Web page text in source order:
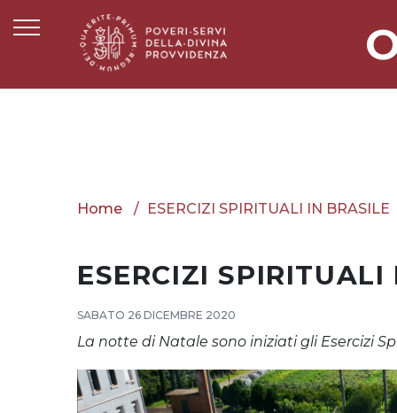
Home ESERCIZI SPIRITUALI IN BRASILE
ESERCIZI SPIRITUALI
SABATO 26 DICEMBRE 2020
La notte di Natale sono iniziati gli Esercizi